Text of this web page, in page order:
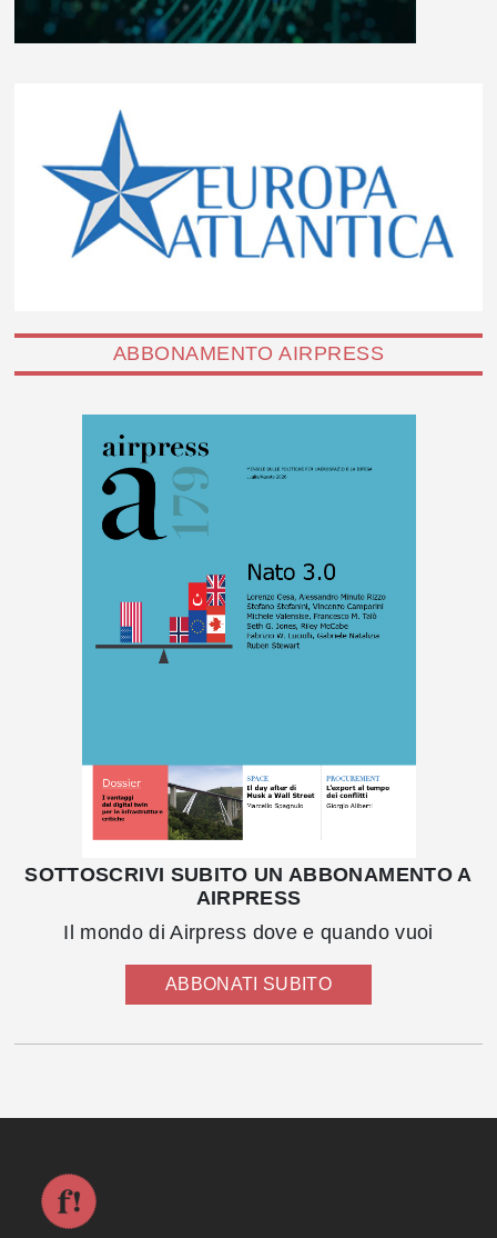
ABBONAMENTO AIRPRESS
SOTTOSCRIVI SUBITO UN ABBONAMENTO A
AIRPRESS
Il mondo di Airpress dove e quando vuoi
ABBONATI SUBITO